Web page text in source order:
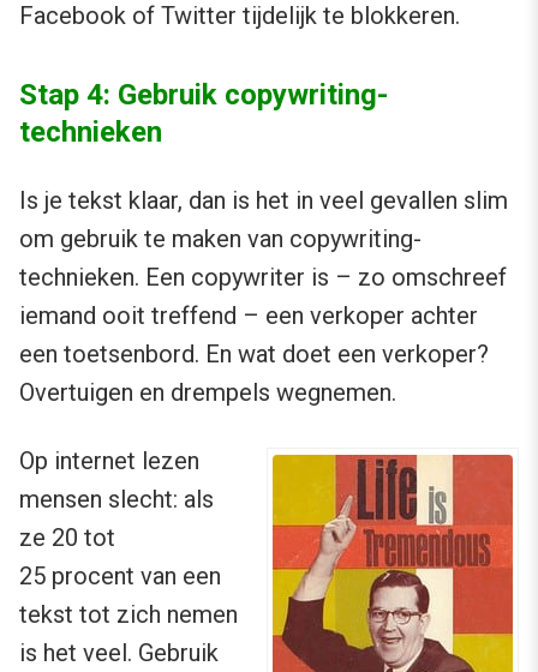
Facebook of Twitter tijdelijk te blokkeren.
Stap 4: Gebruik copywriting-
technieken
Is je tekst klaar, dan is het in veel gevallen slim
om gebruik te maken van copywriting-
technieken. Een copywriter is – zo omschreef
iemand ooit treffend – een verkoper achter
een toetsenbord. En wat doet een verkoper?
Overtuigen en drempels wegnemen.
Op internet lezen
mensen slecht: als
ze 20 tot
25 procent van een
tekst tot zich nemen
is het veel. Gebruik